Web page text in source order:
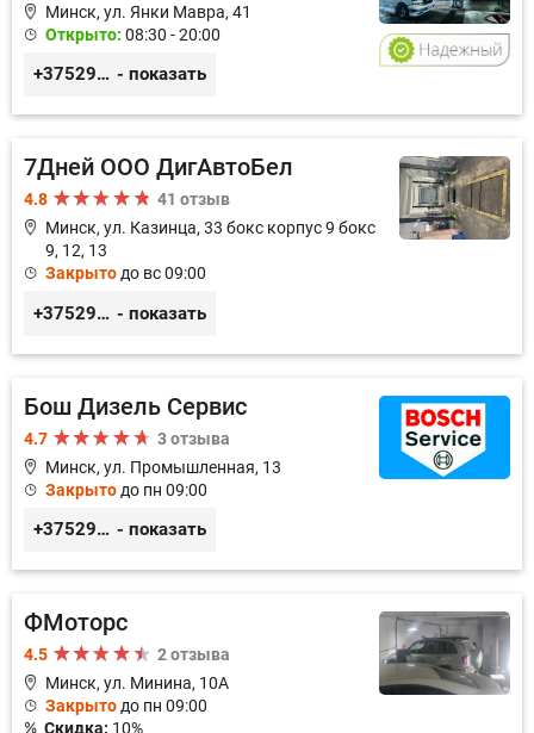
Минск, ул. Янки Мавра, 41
Открыто: 08:30 - 20:00
+375299579797 - показать
7Дней ООО ДигАвтоБел
4.8
41 отзыв
Минск, ул. Казинца, 33 бокс корпус 9 бокс
9, 12, 13
Закрыто до вс 09:00
+375296518100 - показать
Бош Дизель Сервис
4.7
3 отзыва
Минск, ул. Промышленная, 13
Закрыто до пн 09:00
+375296309894 - показать
ФМоторс
4.5
2 отзыва
Минск, ул. Минина, 10А
Закрыто до пн 09:00
Скидка: 10%